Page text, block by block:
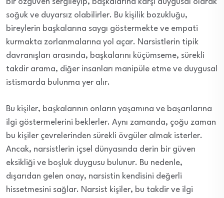
bir özgüven sergileyip, başkalarına karşı duygusal olarak
soğuk ve duyarsız olabilirler. Bu kişilik bozukluğu,
bireylerin başkalarına saygı göstermekte ve empati
kurmakta zorlanmalarına yol açar. Narsistlerin tipik
davranışları arasında, başkalarını küçümseme, sürekli
takdir arama, diğer insanları manipüle etme ve duygusal
istismarda bulunma yer alır.
Bu kişiler, başkalarının onların yaşamına ve başarılarına
ilgi göstermelerini beklerler. Aynı zamanda, çoğu zaman
bu kişiler çevrelerinden sürekli övgüler almak isterler.
Ancak, narsistlerin içsel dünyasında derin bir güven
eksikliği ve boşluk duygusu bulunur. Bu nedenle,
dışarıdan gelen onay, narsistin kendisini değerli
hissetmesini sağlar. Narsist kişiler, bu takdir ve ilgi